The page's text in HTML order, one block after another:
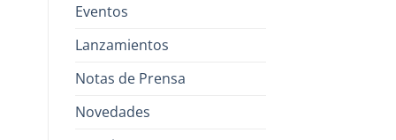
Eventos
Lanzamientos
Notas de Prensa
Novedades